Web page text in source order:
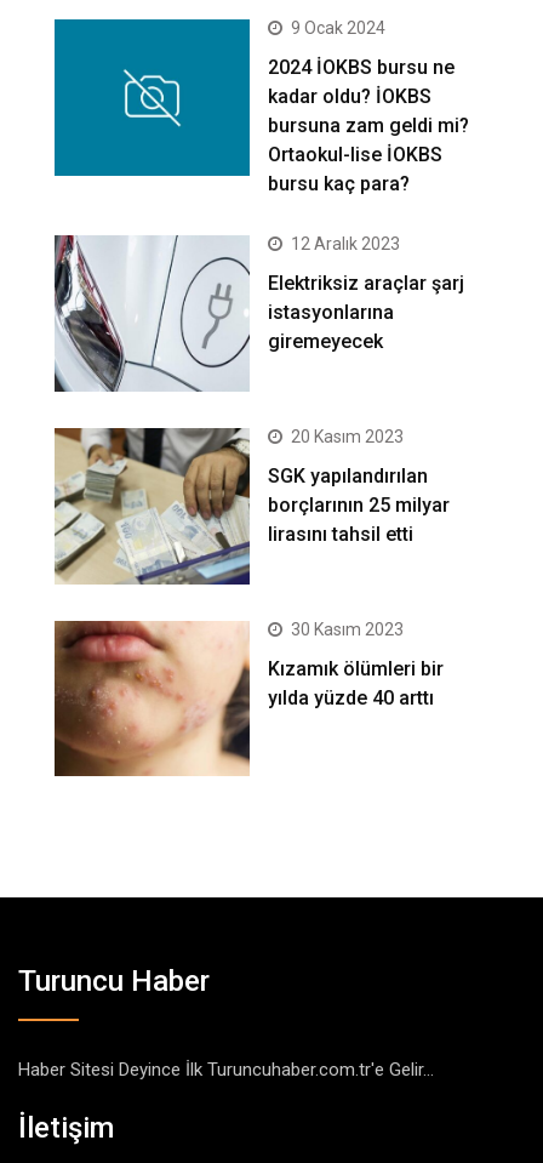
9 Ocak 2024
2024 İOKBS bursu ne
kadar oldu? İOKBS
bursuna zam geldi mi?
Ortaokul-lise İOKBS
bursu kaç para?
12 Aralık 2023
Elektriksiz araçlar şarj
istasyonlarına
giremeyecek
20 Kasım 2023
SGK yapılandırılan
borçlarının 25 milyar
lirasını tahsil etti
30 Kasım 2023
Kızamık ölümleri bir
yılda yüzde 40 arttı
Turuncu Haber
Haber Sitesi Deyince İlk Turuncuhaber.com.tr'e Gelir...
İletişim